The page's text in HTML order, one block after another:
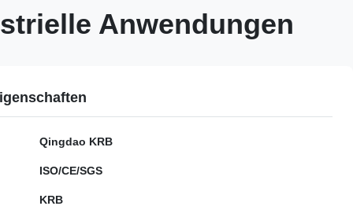
Anwendungen
Qingdao KRB
ISO/CE/SGS
KRB